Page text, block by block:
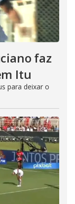
faz
Itu
para deixar o